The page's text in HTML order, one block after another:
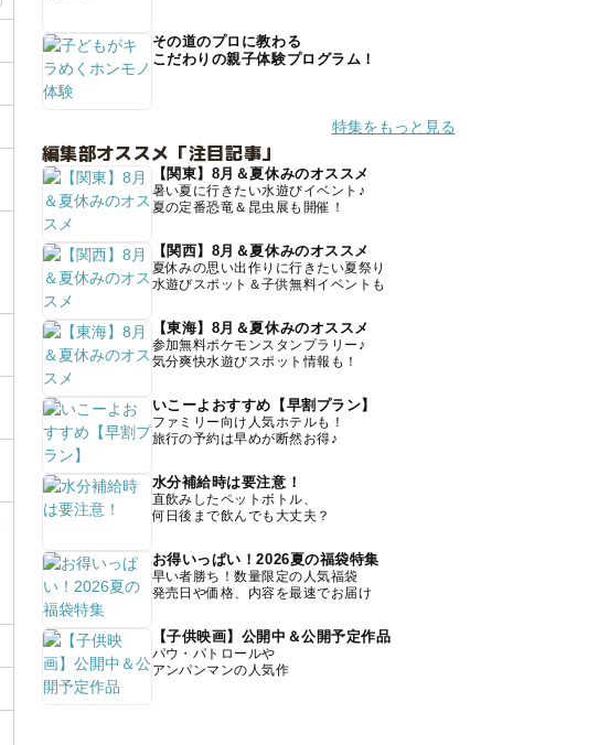
その道のプロに教わる
こだわりの親子体験プログラム！
特集をもっと見る
編集部オススメ「注目記事」
【関東】8月＆夏休みのオススメ
暑い夏に行きたい水遊びイベント♪
夏の定番恐竜＆昆虫展も開催！
【関西】8月＆夏休みのオススメ
夏休みの思い出作りに行きたい夏祭り
水遊びスポット＆子供無料イベントも
【東海】8月＆夏休みのオススメ
参加無料ポケモンスタンプラリー♪
気分爽快水遊びスポット情報も！
いこーよおすすめ【早割プラン】
ファミリー向け人気ホテルも！
旅行の予約は早めが断然お得♪
水分補給時は要注意！
直飲みしたペットボトル、
何日後まで飲んでも大丈夫？
お得いっぱい！2026夏の福袋特集
早い者勝ち！数量限定の人気福袋
発売日や価格、内容を最速でお届け
【子供映画】公開中＆公開予定作品
パウ・パトロールや
アンパンマンの人気作